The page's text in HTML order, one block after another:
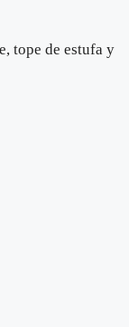
tope de estufa y